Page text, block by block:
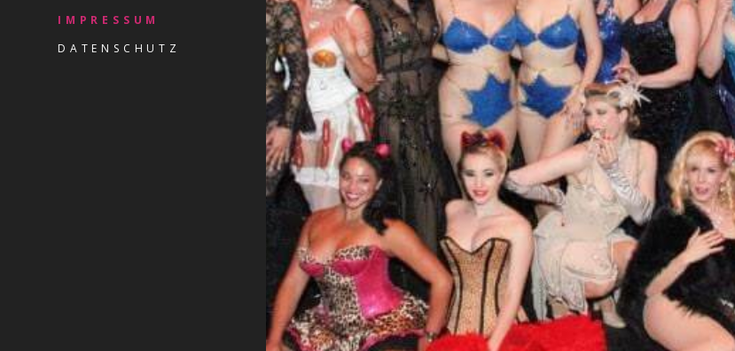
IMPRESSUM
DATENSCHUTZ